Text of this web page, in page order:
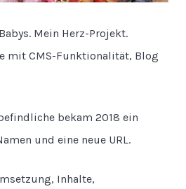
Mein Herz-Projekt.
mit CMS-Funktionalität, Blog
bekam 2018 ein
und eine neue URL.
Inhalte,